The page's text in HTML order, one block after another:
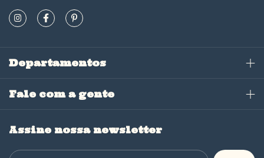
Departamentos
Fale com a gente
Assine nossa newsletter